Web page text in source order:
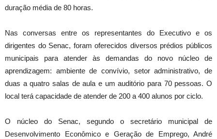
duração média de 80 horas.
Nas conversas entre os representantes do Executivo e os
dirigentes do Senac, foram oferecidos diversos prédios públicos
municipais para atender às demandas do novo núcleo de
aprendizagem: ambiente de convívio, setor administrativo, de
duas a quatro salas de aula e um auditório para 70 pessoas. O
local terá capacidade de atender de 200 a 400 alunos por ciclo.
O núcleo do Senac, segundo o secretário municipal de
Desenvolvimento Econômico e Geração de Emprego, André